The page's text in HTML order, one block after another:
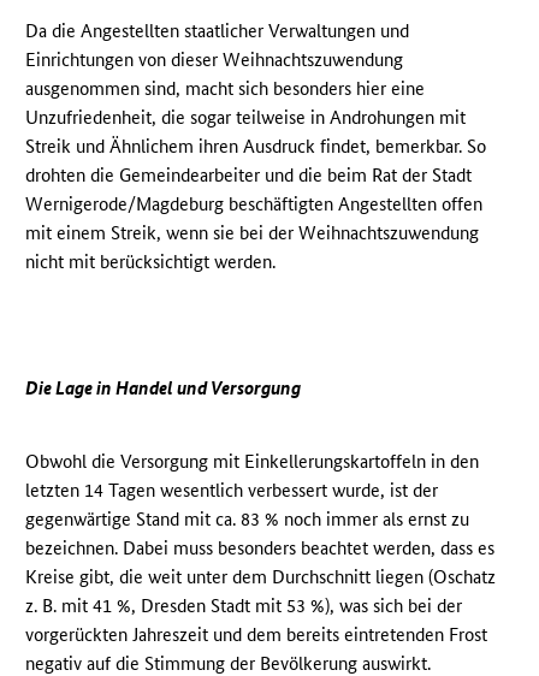
Da die Angestellten staatlicher Verwaltungen und
Einrichtungen von dieser Weihnachtszuwendung
ausgenommen sind, macht sich besonders hier eine
Unzufriedenheit, die sogar teilweise in Androhungen mit
Streik und Ähnlichem ihren Ausdruck findet, bemerkbar. So
drohten die Gemeindearbeiter und die beim Rat der Stadt
Wernigerode/Magdeburg beschäftigten Angestellten offen
mit einem Streik, wenn sie bei der Weihnachtszuwendung
nicht mit berücksichtigt werden.
Die Lage in Handel und Versorgung
Obwohl die Versorgung mit Einkellerungskartoffeln in den
letzten 14 Tagen wesentlich verbessert wurde, ist der
gegenwärtige Stand mit ca. 83 % noch immer als ernst zu
bezeichnen. Dabei muss besonders beachtet werden, dass es
Kreise gibt, die weit unter dem Durchschnitt liegen (Oschatz
z. B. mit 41 %, Dresden Stadt mit 53 %), was sich bei der
vorgerückten Jahreszeit und dem bereits eintretenden Frost
negativ auf die Stimmung der Bevölkerung auswirkt.